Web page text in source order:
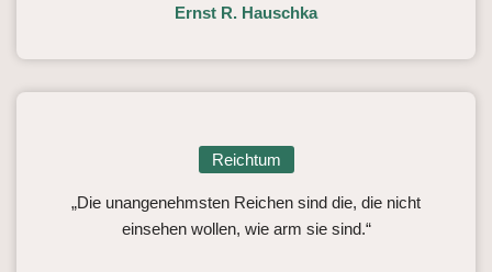
Ernst R. Hauschka
Reichtum
„Die unangenehmsten Reichen sind die, die nicht
einsehen wollen, wie arm sie sind.“